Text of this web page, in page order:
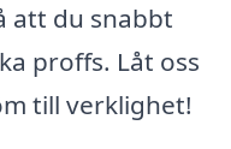
att du snabbt
proffs. Låt oss
till verklighet!